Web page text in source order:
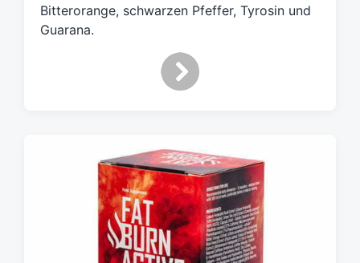
t
e
Bitterorange, schwarzen Pfeffer, Tyrosin und
Guarana.